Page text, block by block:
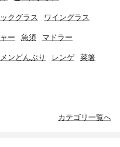
クグラス ワイングラス
ー 急須 マドラー
ンどんぶり レンゲ 菜箸
カテゴリ一覧へ